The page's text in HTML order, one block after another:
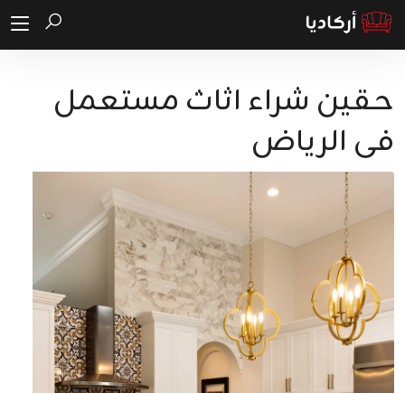
حقين شراء اثاث مستعمل
فى الرياض